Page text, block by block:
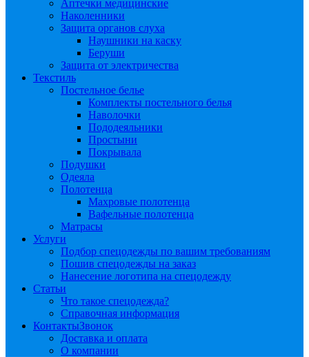
Аптечки медицинские
Наколенники
Защита органов слуха
Наушники на каску
Беруши
Защита от электричества
Текстиль
Постельное белье
Комплекты постельного белья
Наволочки
Пододеяльники
Простыни
Покрывала
Подушки
Одеяла
Полотенца
Махровые полотенца
Вафельные полотенца
Матрасы
Услуги
Подбор спецодежды по вашим требованиям
Пошив спецодежды на заказ
Нанесение логотипа на спецодежду
Статьи
Что такое спецодежда?
Справочная информация
КонтактыЗвонок
Доставка и оплата
О компании